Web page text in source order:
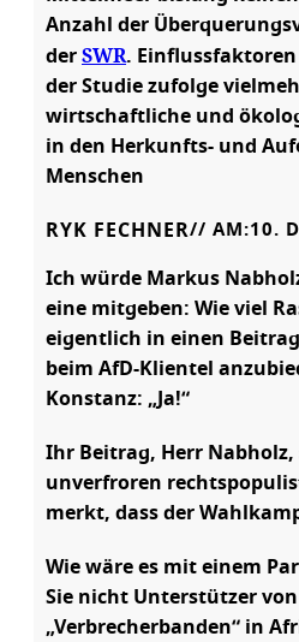
Anzahl der
der SWR.
der Studie zufolge
wirtschaftliche und
in den Herkunfts- und
Menschen
RYK FECHNER// AM:10.
Ich würde Markus
eine mitgeben: Wie viel
eigentlich in einen
beim AfD-Klientel
Konstanz: „Ja!“
Ihr Beitrag, Herr
unverfroren
merkt, dass der
Wie wäre es mit einem
Sie nicht Unterstützer von
„Verbrecherbanden“ in